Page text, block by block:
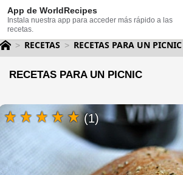
App de WorldRecipes
Instala nuestra app para acceder más rápido a las
recetas.
RECETAS RECETAS PARA UN PICNIC
RECETAS PARA UN PICNIC
(1)